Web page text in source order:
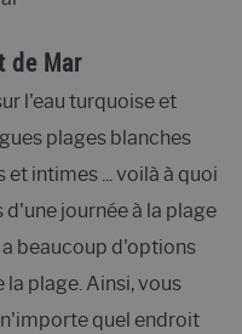
de Mar
l'eau turquoise et
plages blanches
intimes ... voilà à quoi
journée à la plage
beaucoup d'options
plage. Ainsi, vous
quel endroit